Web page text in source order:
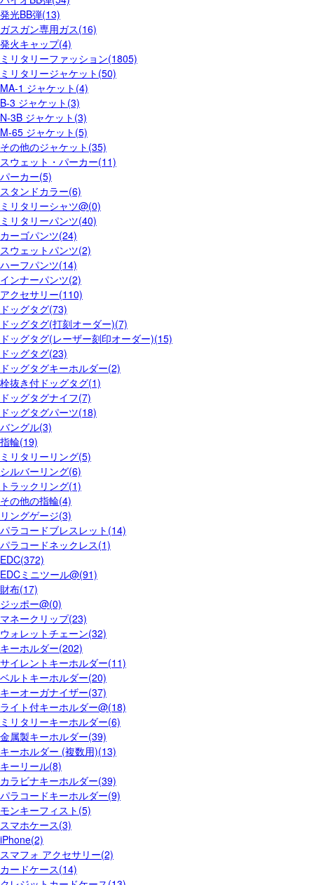
発光BB弾(13)
ガスガン専用ガス(16)
発火キャップ(4)
ミリタリーファッション(1805)
ミリタリージャケット(50)
MA-1 ジャケット(4)
B-3 ジャケット(3)
N-3B ジャケット(3)
M-65 ジャケット(5)
その他のジャケット(35)
スウェット・パーカー(11)
パーカー(5)
スタンドカラー(6)
ミリタリーシャツ@(0)
ミリタリーパンツ(40)
カーゴパンツ(24)
スウェットパンツ(2)
ハーフパンツ(14)
インナーパンツ(2)
アクセサリー(110)
ドッグタグ(73)
ドッグタグ(打刻オーダー)(7)
ドッグタグ(レーザー刻印オーダー)(15)
ドッグタグ(23)
ドッグタグキーホルダー(2)
栓抜き付ドッグタグ(1)
ドッグタグナイフ(7)
ドッグタグパーツ(18)
バングル(3)
指輪(19)
ミリタリーリング(5)
シルバーリング(6)
トラックリング(1)
その他の指輪(4)
リングゲージ(3)
パラコードブレスレット(14)
パラコードネックレス(1)
EDC(372)
EDCミニツール@(91)
財布(17)
ジッポー@(0)
マネークリップ(23)
ウォレットチェーン(32)
キーホルダー(202)
サイレントキーホルダー(11)
ベルトキーホルダー(20)
キーオーガナイザー(37)
ライト付キーホルダー@(18)
ミリタリーキーホルダー(6)
金属製キーホルダー(39)
キーホルダー (複数用)(13)
キーリール(8)
カラビナキーホルダー(39)
パラコードキーホルダー(9)
モンキーフィスト(5)
スマホケース(3)
iPhone(2)
スマフォ アクセサリー(2)
カードケース(14)